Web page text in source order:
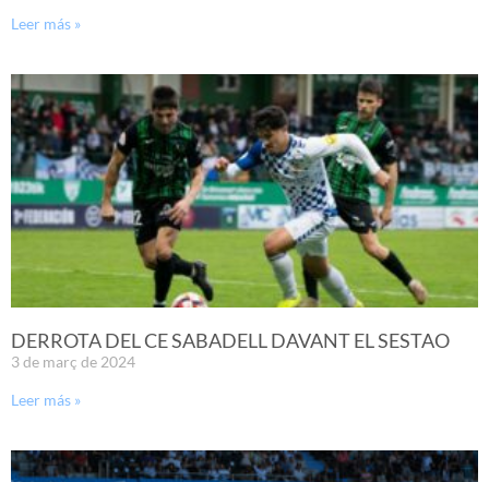
Leer más »
DERROTA DEL CE SABADELL DAVANT EL SESTAO
3 de març de 2024
Leer más »